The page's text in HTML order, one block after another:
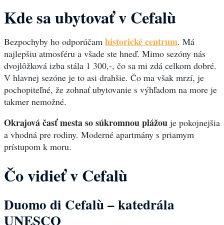
Kde sa ubytovať v Cefalù
Bezpochyby ho odporúčam historické centrum. Má
najlepšiu atmosféru a všade ste hneď. Mimo sezóny nás
dvojlôžková izba stála 1 300,-, čo sa mi zdá celkom dobré.
V hlavnej sezóne je to asi drahšie. Čo ma však mrzí, je
pochopiteľné, že zohnať ubytovanie s výhľadom na more je
takmer nemožné.
Okrajová časť mesta so súkromnou plážou je pokojnejšia
a vhodná pre rodiny. Moderné apartmány s priamym
prístupom k moru.
Čo vidieť v Cefalù
Duomo di Cefalù – katedrála
UNESCO